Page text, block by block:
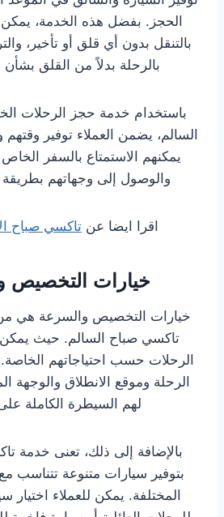
الحجز. بفضل هذه الخدمة، يمكن
بالتنقل بدون أي قلق أو تأخير،
بالرحلة بدلاً من القلق
باستخدام خدمة حجز الرحلات
السالم، يضمن العملاء توفير
يمكنهم الاستمتاع بالسفر
والوصول إلى وجهاتهم
اقرا ايضا عن تاكسي صباح
خيارات التخصيص
خيارات التخصيص والسرعة هي
تاكسي صباح السالم. حيث
الرحلات حسب احتياجاتهم
الرحلة وموقع الانطلاق والوجهة
لهم السيطرة الكاملة
بالإضافة إلى ذلك، تعنى خدمة
بتوفير سيارات متنوعة تتناسب مع
المختلفة. يمكن للعملاء اختيار